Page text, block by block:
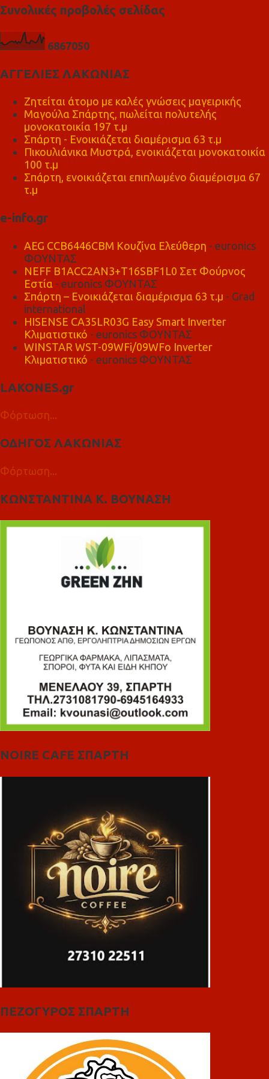
Συνολικές προβολές σελίδας
6867050
ΑΓΓΕΛΙΕΣ ΛΑΚΩΝΙΑΣ
Ζητείται άτομο με καλές γνώσεις μαγειρικής
Μαγούλα Σπάρτης, πωλείται πολυτελής
μονοκατοικία 197 τ.μ
Σπάρτη - Ενοικιάζεται διαμέρισμα 63 τ.μ
Πικουλιάνικα Μυστρά, ενοικιάζεται μονοκατοικία
100 τ.μ
Σπάρτη, ενοικιάζεται επιπλωμένο διαμέρισμα 67
τ.μ
e-info.gr
AEG CCB6446CBM Κουζίνα Ελεύθερη - euronics
ΦΟΥΝΤΑΣ
NEFF B1ACC2AN3+T16SBF1L0 Σετ Φούρνος
Εστία - euronics ΦΟΥΝΤΑΣ
Σπάρτη – Ενοικιάζεται διαμέρισμα 63 τ.μ - Grad
international
HISENSE CA35LR03G Easy Smart Inverter
Κλιματιστικό - euronics ΦΟΥΝΤΑΣ
WINSTAR WST-09WFi/09WFo Inverter
Κλιματιστικό - euronics ΦΟΥΝΤΑΣ
LAKONES.gr
Φόρτωση...
ΟΔΗΓΟΣ ΛΑΚΩΝΙΑΣ
Φόρτωση...
ΚΩΝΣΤΑΝΤΙΝΑ Κ. ΒΟΥΝΑΣΗ
NOIRE CAFE ΣΠΑΡΤΗ
ΠΕΖΟΓΥΡΟΣ ΣΠΑΡΤΗ